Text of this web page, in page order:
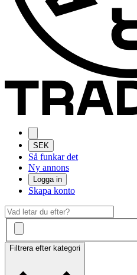
SEK
Så funkar det
Ny annons
Logga in
Skapa konto
Filtrera efter kategori